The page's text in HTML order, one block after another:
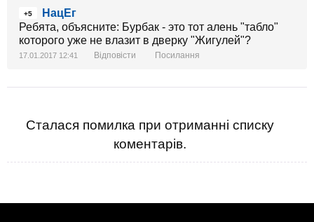
+5
НацЕг
Ребята, объясните: Бурбак - это тот алень "табло"
которого уже не влазит в дверку "Жигулей"?
17.01.2017 12:41 Відповісти Посилання
Сталася помилка при отриманні списку
коментарів.